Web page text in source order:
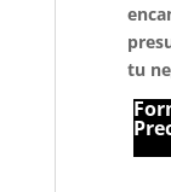
tu